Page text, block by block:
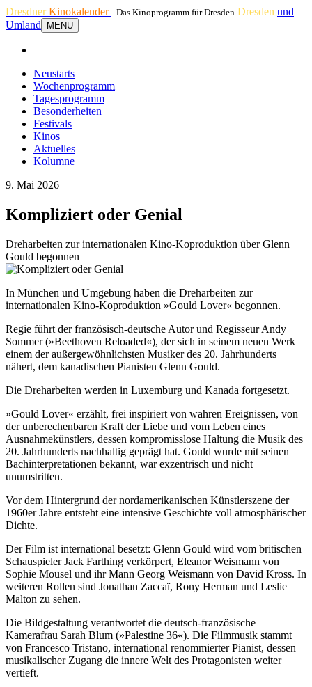
DresdnerKinokalender - Das Kinoprogramm für Dresden Dresden und
Umland
MENU
Neustarts
Wochenprogramm
Tagesprogramm
Besonderheiten
Festivals
Kinos
Aktuelles
Kolumne
9. Mai 2026
Kompliziert oder Genial
Dreharbeiten zur internationalen Kino-Koproduktion über Glenn
Gould begonnen
In München und Umgebung haben die Dreharbeiten zur
internationalen Kino-Koproduktion »Gould Lover« begonnen.
Regie führt der französisch-deutsche Autor und Regisseur Andy
Sommer (»Beethoven Reloaded«), der sich in seinem neuen Werk
einem der außergewöhnlichsten Musiker des 20. Jahrhunderts
nähert, dem kanadischen Pianisten Glenn Gould.
Die Dreharbeiten werden in Luxemburg und Kanada fortgesetzt.
»Gould Lover« erzählt, frei inspiriert von wahren Ereignissen, von
der unberechenbaren Kraft der Liebe und vom Leben eines
Ausnahmekünstlers, dessen kompromisslose Haltung die Musik des
20. Jahrhunderts nachhaltig geprägt hat. Gould wurde mit seinen
Bachinterpretationen bekannt, war exzentrisch und nicht
unumstritten.
Vor dem Hintergrund der nordamerikanischen Künstlerszene der
1960er Jahre entsteht eine intensive Geschichte voll atmosphärischer
Dichte.
Der Film ist international besetzt: Glenn Gould wird vom britischen
Schauspieler Jack Farthing verkörpert, Eleanor Weismann von
Sophie Mousel und ihr Mann Georg Weismann von David Kross. In
weiteren Rollen sind Jonathan Zaccaï, Rony Herman und Leslie
Malton zu sehen.
Die Bildgestaltung verantwortet die deutsch-französische
Kamerafrau Sarah Blum (»Palestine 36«). Die Filmmusik stammt
von Francesco Tristano, international renommierter Pianist, dessen
musikalischer Zugang die innere Welt des Protagonisten weiter
vertieft.